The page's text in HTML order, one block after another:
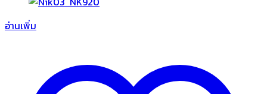
อ่านเพิ่ม